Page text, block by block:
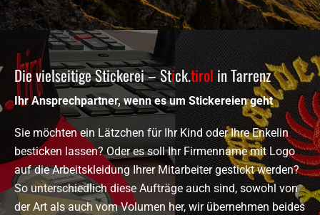
Die vielseitige Stickerei – Stick.tirolin Tarrenz
Ihr Ansprechpartner, wenn es um Stickereien geht
Sie möchten ein Lätzchen für Ihr Kind oder Ihre Enkelin
besticken lassen? Oder es soll Ihr Firmenname mit Logo
auf die Arbeitskleidung Ihrer Mitarbeiter gestickt werden?
So unterschiedlich diese Aufträge auch sind, sowohl von
der Art als auch vom Volumen her, wir übernehmen beides